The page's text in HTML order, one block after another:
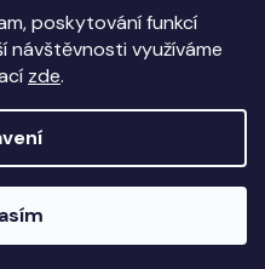
poskytování funkcí
návštěvnosti využíváme
zde.
Shoptet
cookies